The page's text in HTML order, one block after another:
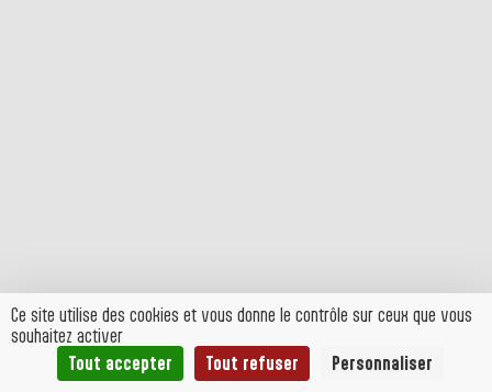
Ce site utilise des cookies et vous donne le contrôle sur ceux que vous
souhaitez activer
Tout accepter
Tout refuser Personnaliser